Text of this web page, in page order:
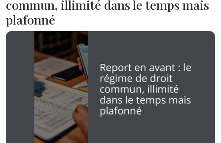
commun, illimité dans le temps mais
plafonné